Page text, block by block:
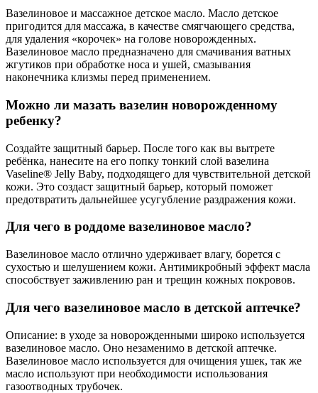
Вазелиновое и массажное детское масло. Масло детское
пригодится для массажа, в качестве смягчающего средства,
для удаления «корочек» на голове новорожденных.
Вазелиновое масло предназначено для смачивания ватных
жгутиков при обработке носа и ушей, смазывания
наконечника клизмы перед применением.
Можно ли мазать вазелин новорожденному
ребенку?
Создайте защитный барьер. После того как вы вытрете
ребёнка, нанесите на его попку тонкий слой вазелина
Vaseline® Jelly Baby, подходящего для чувствительной детской
кожи. Это создаст защитный барьер, который поможет
предотвратить дальнейшее усугубление раздражения кожи.
Для чего в роддоме вазелиновое масло?
Вазелиновое масло отлично удерживает влагу, борется с
сухостью и шелушением кожи. Антимикробный эффект масла
способствует заживлению ран и трещин кожных покровов.
Для чего вазелиновое масло в детской аптечке?
Описание: в уходе за новорожденными широко используется
вазелиновое масло. Оно незаменимо в детской аптечке.
Вазелиновое масло используется для очищения ушек, так же
масло используют при необходимости использования
газоотводных трубочек.